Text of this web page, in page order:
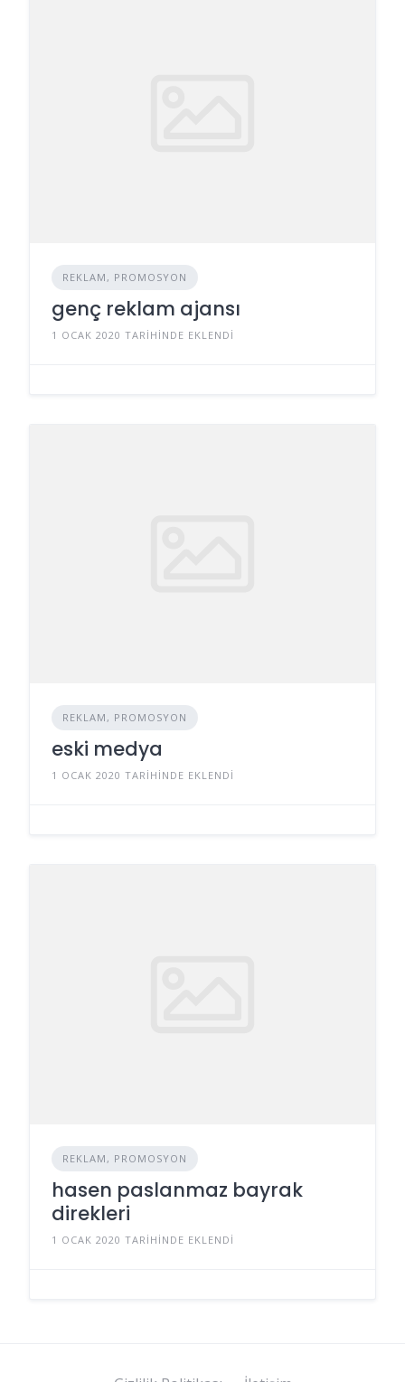
REKLAM, PROMOSYON
genç reklam ajansı
1 OCAK 2020 TARIHINDE EKLENDI
REKLAM, PROMOSYON
eski medya
1 OCAK 2020 TARIHINDE EKLENDI
REKLAM, PROMOSYON
hasen paslanmaz bayrak
direkleri
1 OCAK 2020 TARIHINDE EKLENDI